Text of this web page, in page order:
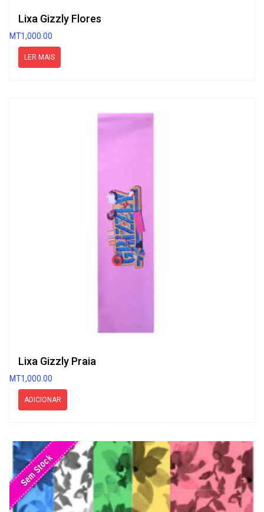
Lixa Gizzly Flores
MT1,000.00
LER MAIS
Lixa Gizzly Praia
MT1,000.00
ADICIONAR
Sem Stock